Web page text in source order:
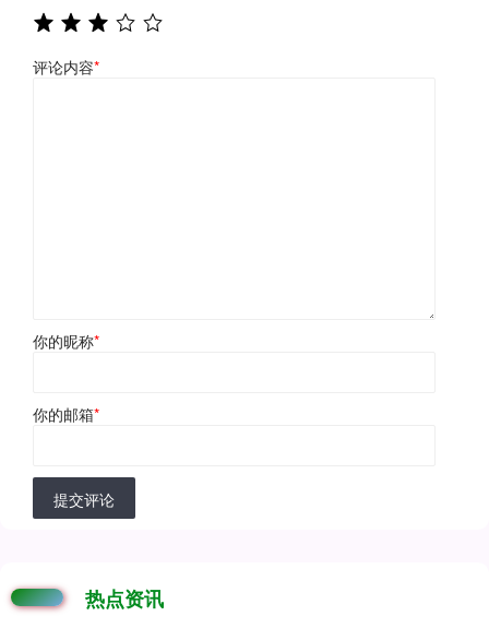
评论内容*
你的昵称*
你的邮箱*
提交评论
热点资讯